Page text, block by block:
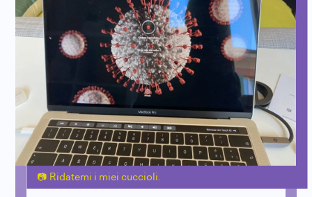
Ridatemi i miei cuccioli.